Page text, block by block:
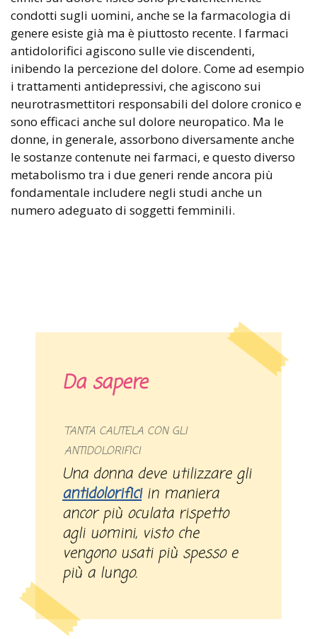
condotti sugli uomini, anche se la farmacologia di
genere esiste già ma è piuttosto recente. I farmaci
antidolorifici agiscono sulle vie discendenti,
inibendo la percezione del dolore. Come ad esempio
i trattamenti antidepressivi, che agiscono sui
neurotrasmettitori responsabili del dolore cronico e
sono efficaci anche sul dolore neuropatico. Ma le
donne, in generale, assorbono diversamente anche
le sostanze contenute nei farmaci, e questo diverso
metabolismo tra i due generi rende ancora più
fondamentale includere negli studi anche un
numero adeguato di soggetti femminili.
Da sapere
TANTA CAUTELA CON GLI
ANTIDOLORIFICI
Una donna deve utilizzare gli
antidolorificiin maniera
ancor più oculata rispetto
agli uomini, visto che
vengono usati più spesso e
più a lungo.